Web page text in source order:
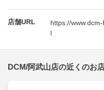
店舗URL
https://
l
DCM/阿武山店の近くのお